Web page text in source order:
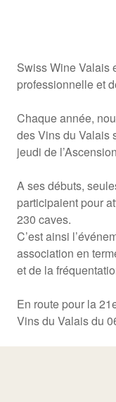
Swiss Wine Valais
professionnelle et
Chaque année,
des Vins du Valais
jeudi de
A ses débuts,
participaient pour
230 caves.
C’est ainsi
association en
et de la
En route pour la
Vins du Valais du